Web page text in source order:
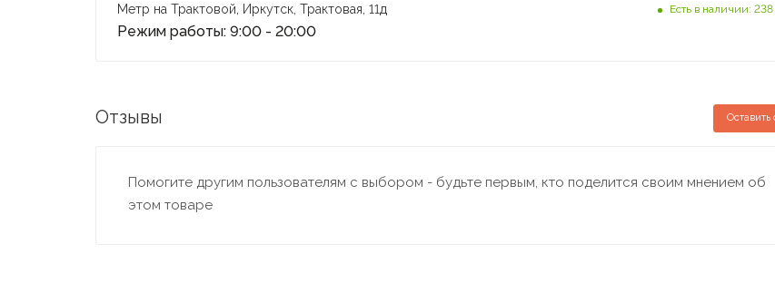
Метр на Трактовой, Иркутск, Трактовая, 11д
Режим работы: 9:00 - 20:00
Есть в наличии:
Отзывы Оставить
Помогите другим пользователям с выбором - будьте первым, кто поделится своим мнением об
этом товаре